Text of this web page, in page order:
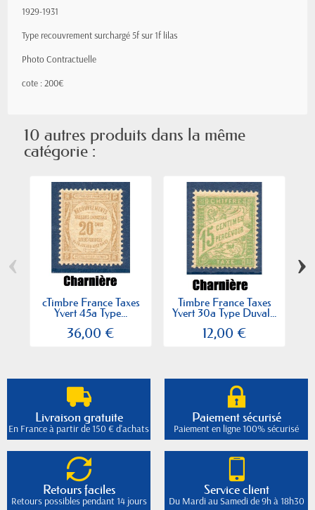
1929-1931
Type recouvrement surchargé 5f sur 1f lilas
Photo Contractuelle
cote : 200€
10 autres produits dans la même
catégorie :
cTimbre France Taxes
Yvert 45a Type...
36,00 €
Timbre France Taxes
Yvert 30a Type Duval...
12,00 €
‹ ›
Livraison gratuite
En France à partir de 150 € d'achats
Paiement sécurisé
Paiement en ligne 100% sécurisé
Retours faciles
Retours possibles pendant 14 jours
Service client
Du Mardi au Samedi de 9h à 18h30